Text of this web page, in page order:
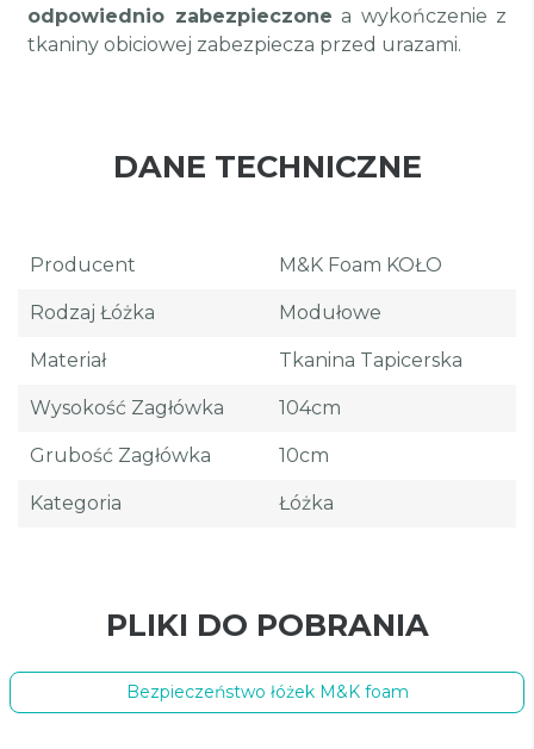
odpowiednio zabezpieczone a wykończenie z
tkaniny obiciowej zabezpiecza przed urazami.
DANE TECHNICZNE
Producent M&K Foam KOŁO
Rodzaj Łóżka Modułowe
Materiał Tkanina Tapicerska
Wysokość Zagłówka 104cm
Grubość Zagłówka 10cm
Kategoria Łóżka
PLIKI DO POBRANIA
Bezpieczeństwo łóżek M&K foam